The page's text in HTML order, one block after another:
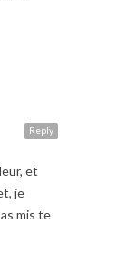
Reply
et
je
mis te